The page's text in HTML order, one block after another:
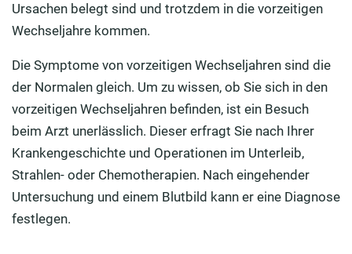
Ursachen belegt sind und trotzdem in die vorzeitigen
Wechseljahre kommen.
Die Symptome von vorzeitigen Wechseljahren sind die
der Normalen gleich. Um zu wissen, ob Sie sich in den
vorzeitigen Wechseljahren befinden, ist ein Besuch
beim Arzt unerlässlich. Dieser erfragt Sie nach Ihrer
Krankengeschichte und Operationen im Unterleib,
Strahlen- oder Chemotherapien. Nach eingehender
Untersuchung und einem Blutbild kann er eine Diagnose
festlegen.